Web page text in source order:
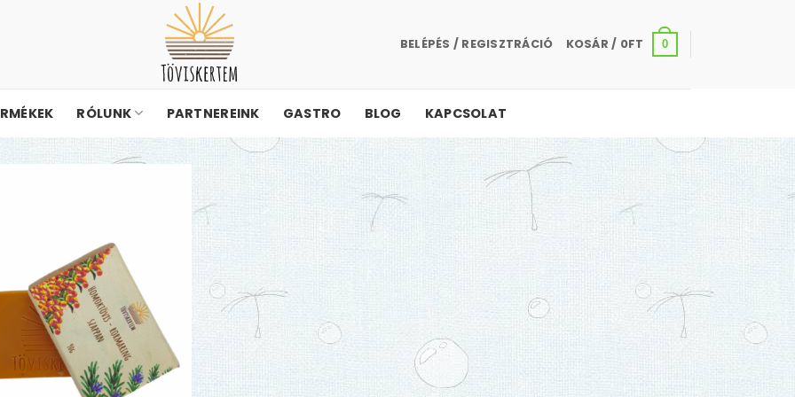
BELÉPÉS / REGISZTRÁCIÓ KOSÁR / 0FT 0
RÓLUNK PARTNEREINK GASTRO BLOG KAPCSOLAT